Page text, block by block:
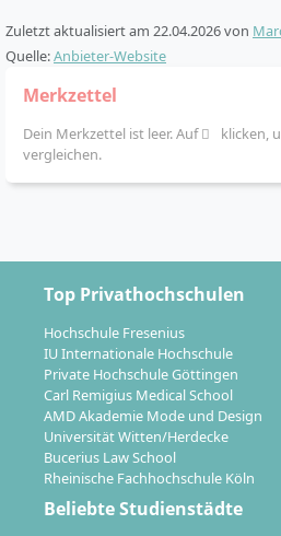
Typografie, Fotografie,
Interaction Design und
2. Studienjahr:
komplexer Projektaufgaben
inklusive eigenem
Vorbereitung auf den
Die Lehre erfolgt
eigenständig als auch im
Module wechseln zwischen
Reflexion. Regelmäßige
Seminare und der direkte
der Berliner Kreativszene sind
Zuletzt aktualisiert am 22.04.2026von
Quelle:Anbieter-Website
Merkzettel
Dein Merkzettel ist leer. Auf
klicken,
vergleichen.
Top Privathochschulen
Hochschule Fresenius
IU Internationale Hochschule
Private Hochschule Göttingen
Carl Remigius Medical School
AMD Akademie Mode und Design
Universität Witten/Herdecke
Bucerius Law School
Rheinische Fachhochschule Köln
Beliebte Studienstädte